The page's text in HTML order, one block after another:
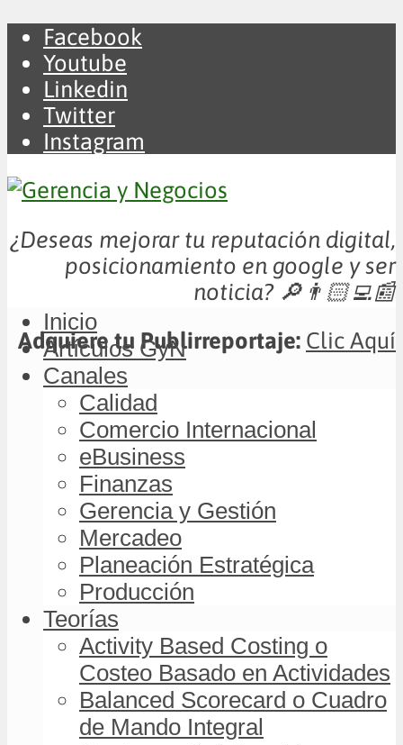
Facebook
Youtube
Linkedin
Twitter
Instagram
¿Deseas mejorar tu reputación digital,
posicionamiento en google y ser
noticia? 🔎👨🏻‍💻📰
Adquiere tu Publirreportaje: Clic Aquí
Inicio
Artículos GyN
Canales
Calidad
Comercio Internacional
eBusiness
Finanzas
Gerencia y Gestión
Mercadeo
Planeación Estratégica
Producción
Teorías
Activity Based Costing o
Costeo Basado en Actividades
Balanced Scorecard o Cuadro
de Mando Integral